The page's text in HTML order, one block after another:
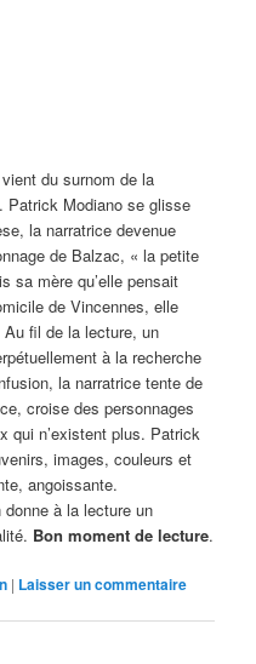
du surnom de la
Patrick Modiano se glisse
la narratrice devenue
de Balzac, « la petite
sa mère qu’elle pensait
de Vincennes, elle
fil de la lecture, un
à la recherche
la narratrice tente de
croise des personnages
qui n’existent plus. Patrick
images, couleurs et
angoissante.
donne à la lecture un
Bon moment de lecture.
| Laisser un commentaire